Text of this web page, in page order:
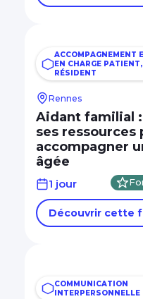
ACCOMPAGNEMENT
EN CHARGE
RÉSIDENT
Rennes
Aidant familial
ses ressources
accompagner
âgée
1 jour
Découvrir cette
COMMUNICATION
INTERPERSONNELLE